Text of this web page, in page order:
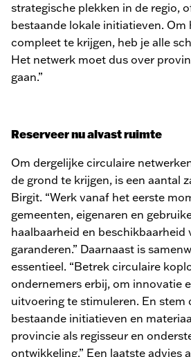
strategische plekken in de regio,
bestaande lokale initiatieven. Om
compleet te krijgen, heb je alle
Het netwerk moet dus over
gaan.”
Reserveer nu alvast ruimte
Om dergelijke circulaire
de grond te krijgen, is een aantal
Birgit. “Werk vanaf het eerste
gemeenten, eigenaren en
haalbaarheid en beschikbaarheid
garanderen.” Daarnaast is
essentieel. “Betrek circulaire
ondernemers erbij, om innovatie
uitvoering te stimuleren. En stem
bestaande initiatieven en
provincie als regisseur en
ontwikkeling.” Een laatste advies